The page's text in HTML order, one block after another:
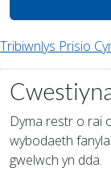
Tribiwnlys Prisio
Dyma restr o rai
wybodaeth
gwelwch yn dda.